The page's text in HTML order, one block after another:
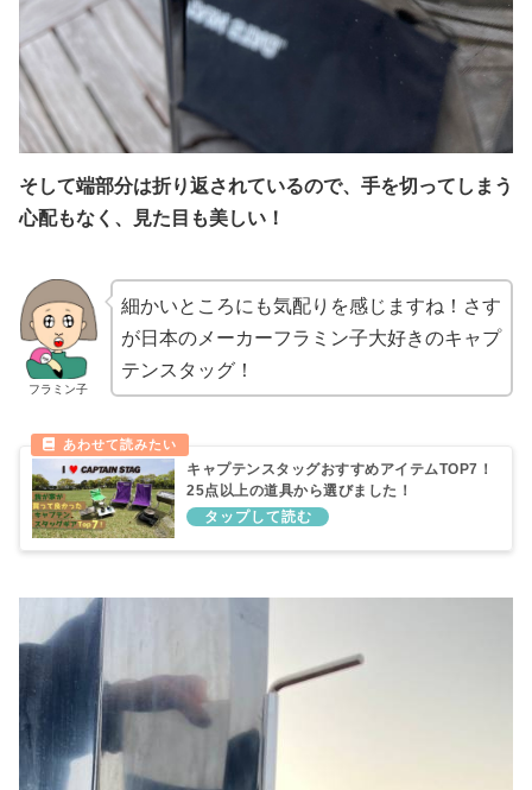
そして端部分は折り返されているので、手を切ってしまう
心配もなく、見た目も美しい！
フラミン子
細かいところにも気配りを感じますね！さす
が日本のメーカーフラミン子大好きのキャプ
テンスタッグ！
キャプテンスタッグおすすめアイテムTOP7！
25点以上の道具から選びました！